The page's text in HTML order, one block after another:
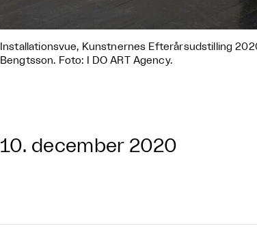
Installationsvue, Kunstnernes Efterårsudstilling
Bengtsson. Foto: I DO ART Agency.
10. december 2020